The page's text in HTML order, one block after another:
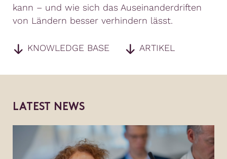
kann – und wie sich das Auseinanderdriften
von Ländern besser verhindern lässt.
KNOWLEDGE BASE ARTIKEL
LAT EST N EWS